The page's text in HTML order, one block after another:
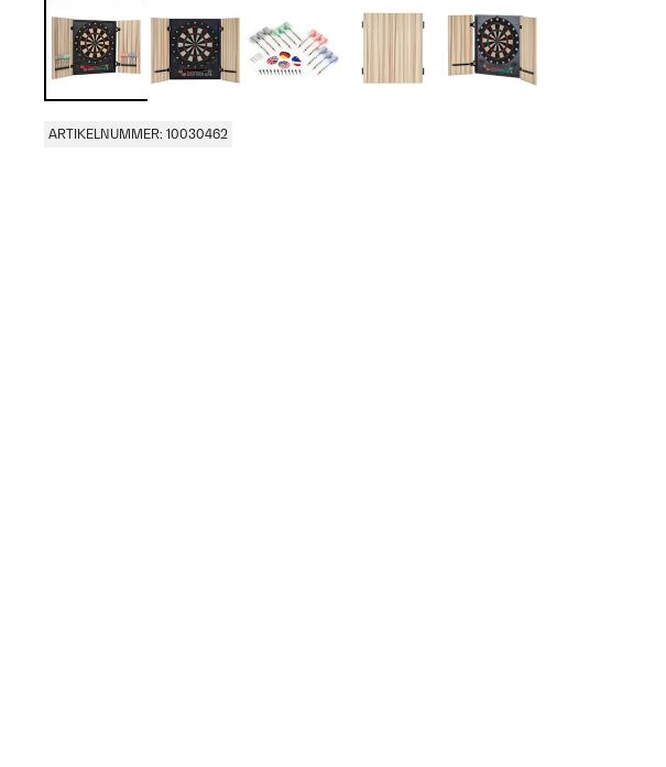
ARTIKELNUMMER: 10030462